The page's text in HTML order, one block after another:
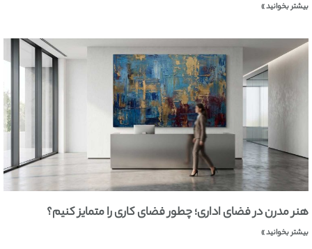
بیشتر بخوانید »
هنر مدرن در فضای اداری؛ چطور فضای کاری را متمایز کنیم؟
بیشتر بخوانید »